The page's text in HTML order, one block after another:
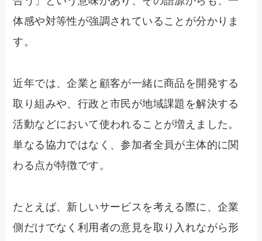
体感や対等性が強調されていることが分かりま
す。
近年では、企業と顧客が一緒に商品を開発する
取り組みや、行政と市民が地域課題を解決する
活動などにおいて使われることが増えました。
単なる協力ではなく、参加者全員が主体的に関
わる点が特徴です。
たとえば、新しいサービスを考える際に、企業
側だけでなく利用者の意見を取り入れながら形